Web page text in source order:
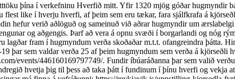
þína í verkefninu Hverfið mitt. Yfir 1320 mjög góðar hugmyndir
like í hverju hverfi, af þeim sem eru tækar, fara sjálfkrafa á
hefur verið aðlöguð og sameinuð við aðrar hugmyndir um
og aðgengis. Þarf að vera á opnu svæði í borgarlandi og nóg
lagðar fram í hugmyndum verða skoðaðar m.t.t. ofangreindra þátta.
þar sem valdar verða 25 af þeim hugmyndum sem verða á kjörseðli
events/446160169797749/. Fundir íbúaráðanna þar sem valið
hvetja þig til þess að taka þátt í fundinum í þínu hverfi og